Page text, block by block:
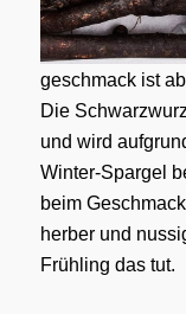
geschmack ist
Die
und wird
Winter-Spargel
beim
herber und
Frühling das tut.